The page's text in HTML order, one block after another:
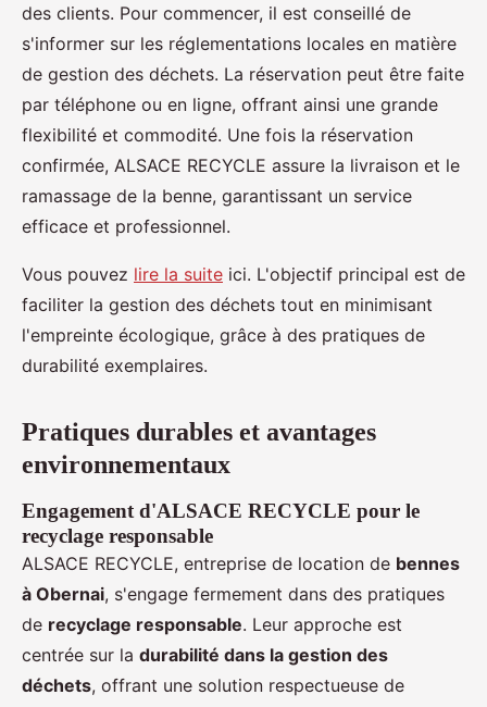
des clients. Pour commencer, il est conseillé de
s'informer sur les réglementations locales en matière
de gestion des déchets. La réservation peut être faite
par téléphone ou en ligne, offrant ainsi une grande
flexibilité et commodité. Une fois la réservation
confirmée, ALSACE RECYCLE assure la livraison et le
ramassage de la benne, garantissant un service
efficace et professionnel.
Vous pouvez lire la suite ici. L'objectif principal est de
faciliter la gestion des déchets tout en minimisant
l'empreinte écologique, grâce à des pratiques de
durabilité exemplaires.
Pratiques durables et avantages
environnementaux
Engagement d'ALSACE RECYCLE pour le
recyclage responsable
ALSACE RECYCLE, entreprise de location de bennes
à Obernai, s'engage fermement dans des pratiques
de recyclage responsable. Leur approche est
centrée sur la durabilité dans la gestion des
déchets, offrant une solution respectueuse de